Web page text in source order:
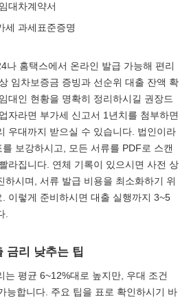
대차계약서
세 과세표준증명
나 홈택스에서 온라인 발급 가능해 편리
임차보증금 증빙과 선순위 대출 잔액 확
대인 현황을 명확히 정리하시길 권장드
자라면 부가세 신고서 1년치를 첨부하면
우대까지 받으실 수 있습니다. 법인이라
보강하시고, 모든 서류를 PDF로 스캔
라집니다. 연체 기록이 있으시면 사전 상
하시며, 서류 발급 비용을 최소화하기 위
이렇게 준비하시면 대출 실행까지 3~5
.
금리 낮추는 팁
는 평균 6~12%대로 높지만, 우대 조건
능합니다. 주요 팁을 표로 확인하시기 바